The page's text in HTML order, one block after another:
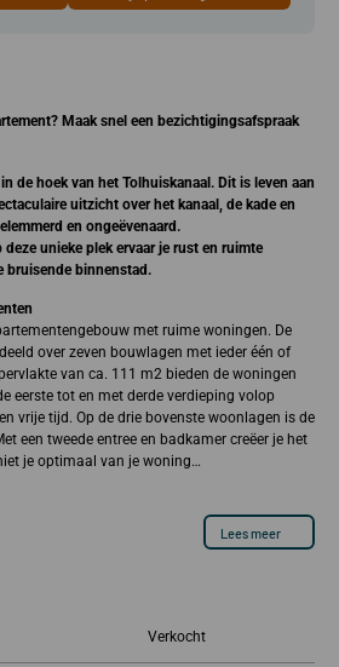
Maak snel een bezichtigingsafspraak
de hoek van het Tolhuiskanaal. Dit is leven aan
uitzicht over het kanaal, de kadeen
en ongeëvenaard.
unieke plek ervaar je rust en ruimte
bruisende binnenstad.
met ruime woningen. De
over zeven bouwlagen met ieder één of
van ca. 111 m2 bieden de woningen
eerste tot en met derde verdieping volop
vrije tijd. Op de drie bovenste woonlagen is de
een tweede entree en badkamer creëer je het
je optimaal van je woning…
Lees meer
Verkocht